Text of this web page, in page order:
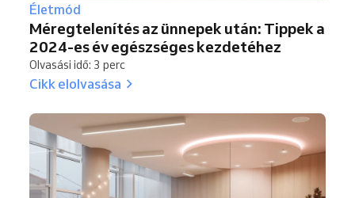
Életmód
Méregtelenítés az ünnepek után: Tippek a
2024-es év egészséges kezdetéhez
Olvasási idő: 3 perc
Cikk elolvasása